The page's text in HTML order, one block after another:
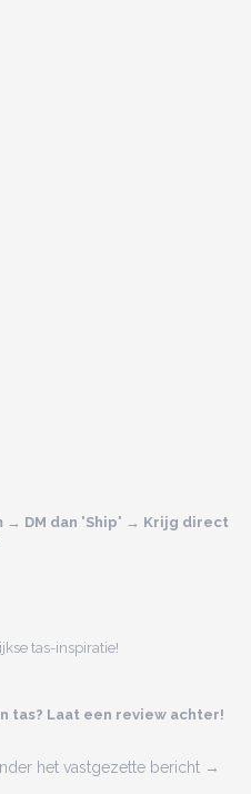
→ DM dan 'Ship' → Krijg direct
tas-inspiratie!
tas? Laat een review achter!
het vastgezette bericht →